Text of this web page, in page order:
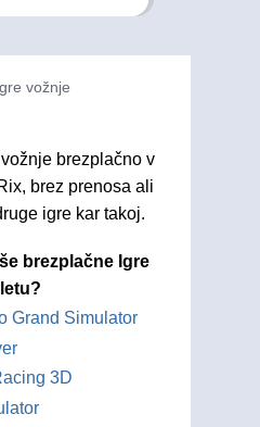
vožnje
brezplačno v
brez prenosa ali
igre kar takoj.
brezplačne Igre
Grand Simulator
3D